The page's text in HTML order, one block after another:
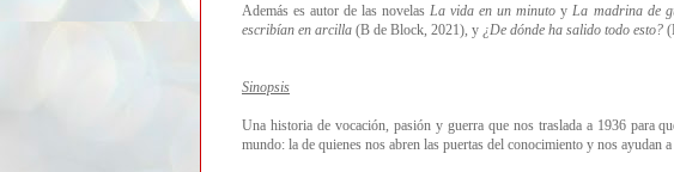
Además es autor de las novelas La vida en un minuto y La madrina de
escribían en arcilla (B de Block, 2021), y ¿De dónde ha salido todo esto?
Sinopsis
Una historia de vocación, pasión y guerra que nos traslada a 1936 para
mundo: la de quienes nos abren las puertas del conocimiento y nos ayudan